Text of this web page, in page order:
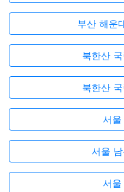
부산 해운
북한산
북한산
서울
서울
서울